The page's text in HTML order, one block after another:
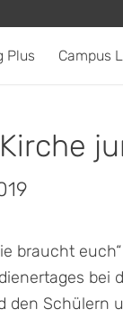
Plus Campus
braucht
den Schülern